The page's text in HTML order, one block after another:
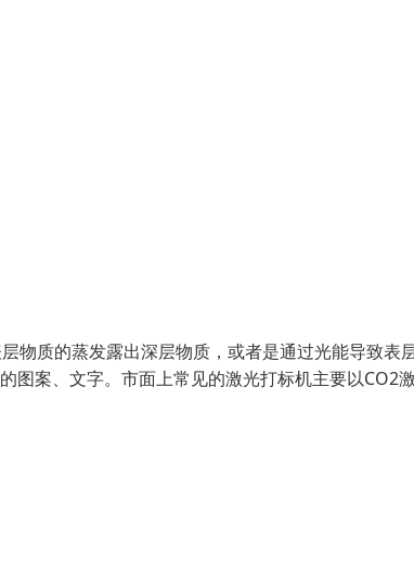
物质的蒸发露出深层物质，或者是通过光能导致表
图案、文字。市面上常见的激光打标机主要以CO2